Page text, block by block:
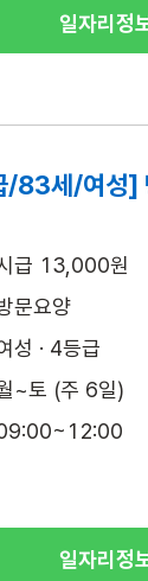
일자리정
83세/여성]
급 13,000원
문요양
성 · 4등급
~토 (주 6일)
일자리정